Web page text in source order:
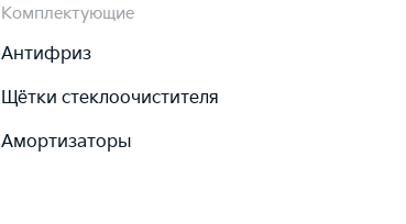
Комплектующие
Антифриз
Щётки стеклоочистителя
Амортизаторы